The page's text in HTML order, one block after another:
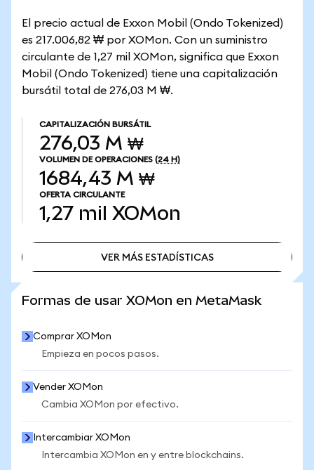
El precio actual de Exxon Mobil (Ondo Tokenized)
es 217.006,82 ₩ por XOMon. Con un suministro
circulante de 1,27 mil XOMon, significa que Exxon
Mobil (Ondo Tokenized) tiene una capitalización
bursátil total de 276,03 M ₩.
CAPITALIZACIÓN BURSÁTIL
276,03 M ₩
VOLUMEN DE OPERACIONES (24 H)
1684,43 M ₩
OFERTA CIRCULANTE
1,27 mil XOMon
VER MÁS ESTADÍSTICAS
Formas de usar XOMon en MetaMask
Comprar XOMon
Empieza en pocos pasos.
Vender XOMon
Cambia XOMon por efectivo.
Intercambiar XOMon
Intercambia XOMon en y entre blockchains.